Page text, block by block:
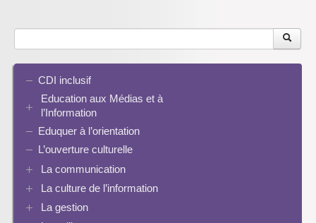
CDI inclusif
Education aux Médias et à
l’Information
EMI et translittératie
La culture de la participation
Identité / Présence numérique / Traces
Informatique, algorithmes et réalité augmentée
Eduquer à l’orientation
L’ouverture culturelle
La communication
Plaquettes de communication
Présence numérique du CDI
La culture de l’information
Ressources pour penser une didactique
La gestion